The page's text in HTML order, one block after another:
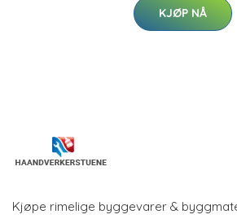
KJØP NÅ
Kjøpe rimelige byggevarer &